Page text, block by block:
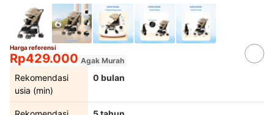
Harga referensi
Rp429.000 Agak Murah
Rekomendasi
usia (min)
0 bulan